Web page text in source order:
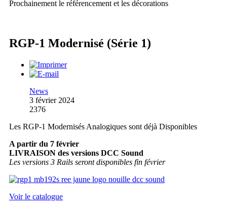
Prochainement le référencement et les décorations
RGP-1 Modernisé (Série 1)
News
3 février 2024
2376
Les RGP-1 Modernisés Analogiques sont déjà Disponibles
A partir du 7 février
LIVRAISON des versions DCC Sound
Les versions 3 Rails seront disponibles fin février
Voir le catalogue